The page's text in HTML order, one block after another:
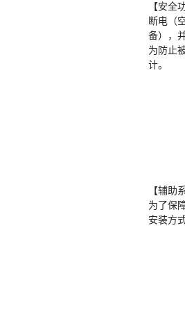
【安全
断电（
备），
为防止
计。
【辅助
为了保
安装方